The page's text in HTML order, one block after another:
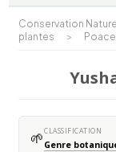
Conservation Nature
plantes
>
🌱CLASSIFICATION
Genre